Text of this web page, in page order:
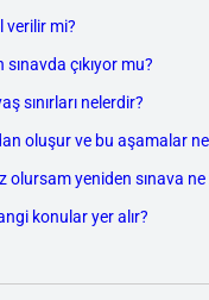
verilir mi?
çıkıyor mu?
sınırları nelerdir?
oluşur ve bu aşamalar
olursam yeniden sınava
konular yer alır?